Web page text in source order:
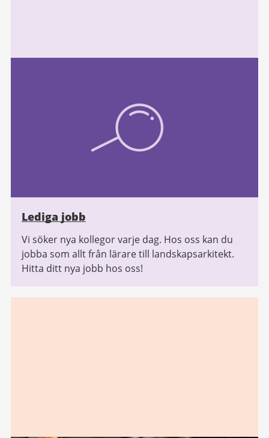
Lediga jobb
Vi söker nya kollegor varje dag. Hos oss kan du
jobba som allt från lärare till landskapsarkitekt.
Hitta ditt nya jobb hos oss!